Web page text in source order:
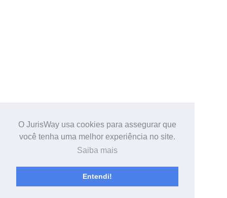
O JurisWay usa cookies para assegurar que
você tenha uma melhor experiência no site.
Saiba mais
Entendi!